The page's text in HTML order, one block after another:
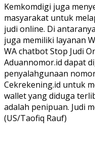
Kemkomdigi juga
masyarakat untuk
judi online. Di
juga memiliki layanan
WA chatbot Stop Judi
Aduannomor.id dapat
penyalahgunaan
Cekrekening.id untuk
wallet yang diduga
adalah penipuan. Judi
(US/Taofiq Rauf)